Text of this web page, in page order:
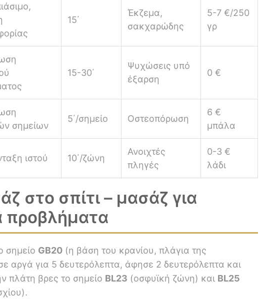
15΄
Έκζεμα,
σακχαρώδης
5-7 €/250
γρ
15-30΄
Ψυχώσεις υπό
έξαρση
0 €
σημείων
5΄/σημείο Οστεοπόρωση
6 €
μπάλα
ιστού 10΄/ζώνη
Ανοιχτές
πληγές
0-3 €
λάδι
στο σπίτι – μασάζ για
προβλήματα
σημείο GB20 (η βάση του κρανίου, πλάγια της
αργά για 5 δευτερόλεπτα, άφησε 2 δευτερόλεπτα και
πλάτη βρες το σημείο BL23 (οσφυϊκή ζώνη) και BL25